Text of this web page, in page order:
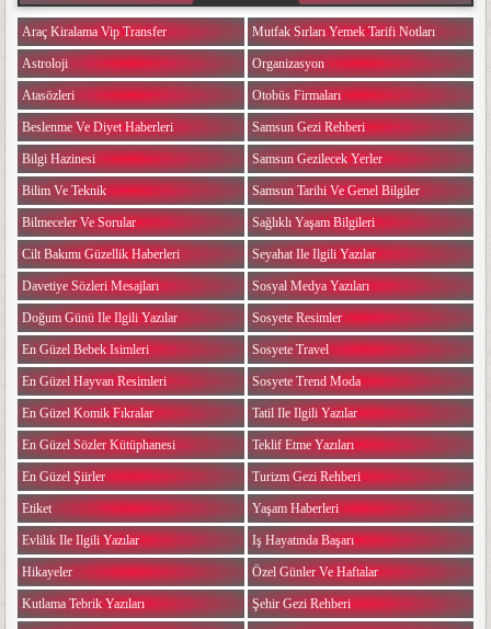
Araç Kiralama Vip Transfer
Astroloji
Atasözleri
Beslenme Ve Diyet Haberleri
Bilgi Hazinesi
Bilim Ve Teknik
Bilmeceler Ve Sorular
Cilt Bakımı Güzellik Haberleri
Davetiye Sözleri Mesajları
Doğum Günü Ile Ilgili Yazılar
En Güzel Bebek Isimleri
En Güzel Hayvan Resimleri
En Güzel Komik Fıkralar
En Güzel Sözler Kütüphanesi
En Güzel Şiirler
Etiket
Evlilik Ile Ilgili Yazılar
Hikayeler
Kutlama Tebrik Yazıları
Mutfak Sırları Yemek Tarifi Notları
Organizasyon
Otobüs Firmaları
Samsun Gezi Rehberi
Samsun Gezilecek Yerler
Samsun Tarihi Ve Genel Bilgiler
Sağlıklı Yaşam Bilgileri
Seyahat Ile Ilgili Yazılar
Sosyal Medya Yazıları
Sosyete Resimler
Sosyete Travel
Sosyete Trend Moda
Tatil Ile Ilgili Yazılar
Teklif Etme Yazıları
Turizm Gezi Rehberi
Yaşam Haberleri
Iş Hayatında Başarı
Özel Günler Ve Haftalar
Şehir Gezi Rehberi